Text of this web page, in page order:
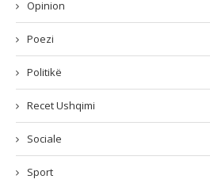
Opinion
Poezi
Politikë
Recet Ushqimi
Sociale
Sport